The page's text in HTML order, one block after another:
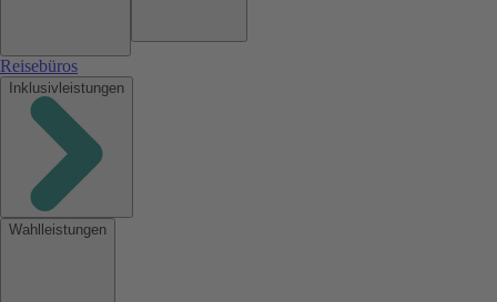
Reisebüros
Inklusivleistungen
Wahlleistungen